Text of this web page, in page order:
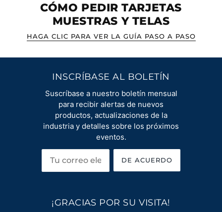
CÓMO PEDIR TARJETAS
MUESTRAS Y TELAS
HAGA CLIC PARA VER LA GUÍA PASO A PASO
INSCRÍBASE AL BOLETÍN
Suscríbase a nuestro boletín mensual
para recibir alertas de nuevos
productos, actualizaciones de la
industria y detalles sobre los próximos
eventos.
DE ACUERDO
¡GRACIAS POR SU VISITA!